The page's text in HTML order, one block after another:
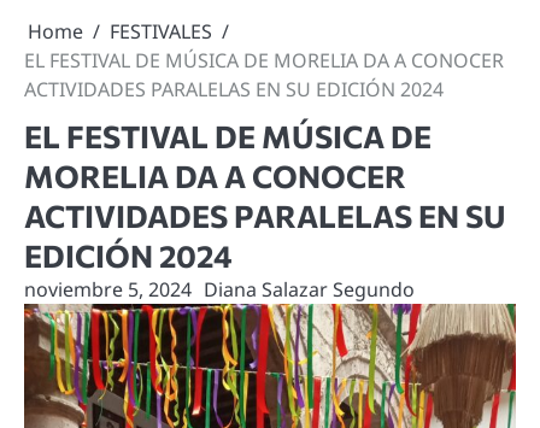
Home
FESTIVALES
EL FESTIVAL DE MÚSICA DE MORELIA DA A CONOCER
ACTIVIDADES PARALELAS EN SU EDICIÓN 2024
EL FESTIVAL DE MÚSICA DE
MORELIA DA A CONOCER
ACTIVIDADES PARALELAS EN SU
EDICIÓN 2024
noviembre 5, 2024 Diana Salazar Segundo